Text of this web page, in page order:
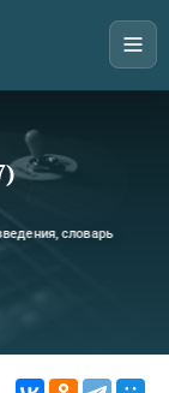
словарь